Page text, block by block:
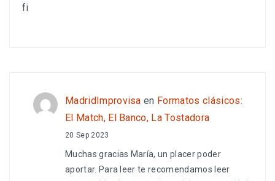
fi
MadridImprovisa en Formatos clásicos:
El Match, El Banco, La Tostadora
20 Sep 2023
Muchas gracias María, un placer poder
aportar. Para leer te recomendamos leer